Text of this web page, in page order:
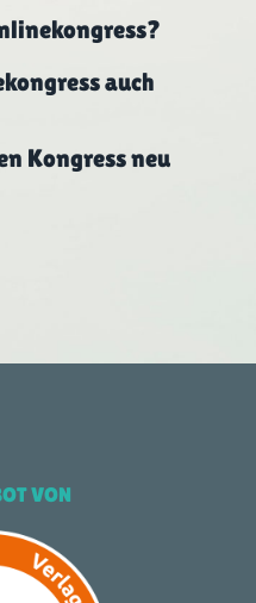
auch
Kongress neu
VON